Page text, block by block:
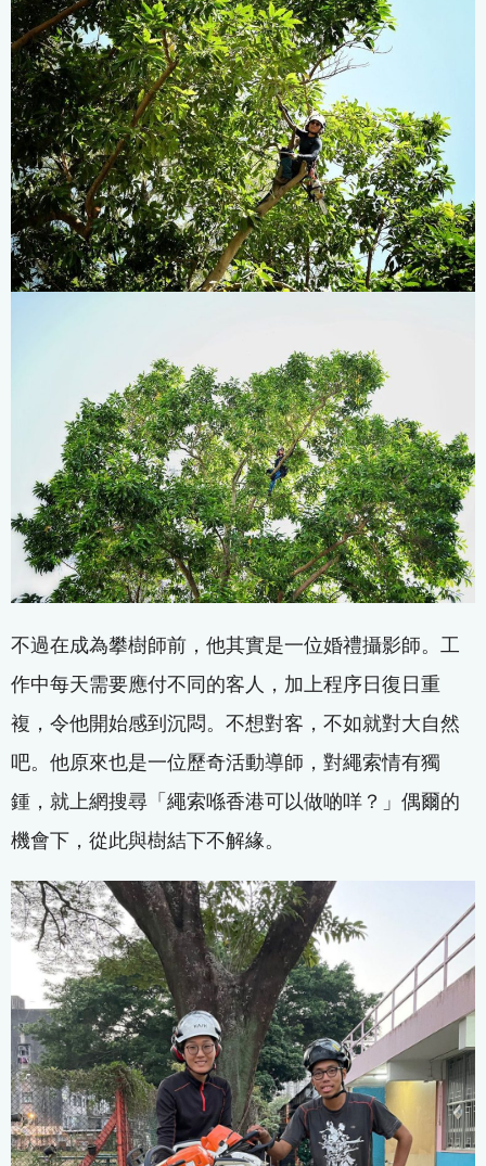
不過在成為攀樹師前，他其實是一位婚禮攝影師。工
作中每天需要應付不同的客人，加上程序日復日重
複，令他開始感到沉悶。不想對客，不如就對大自然
吧。他原來也是一位歷奇活動導師，對繩索情有獨
鍾，就上網搜尋「繩索喺香港可以做啲咩？」偶爾的
機會下，從此與樹結下不解緣。